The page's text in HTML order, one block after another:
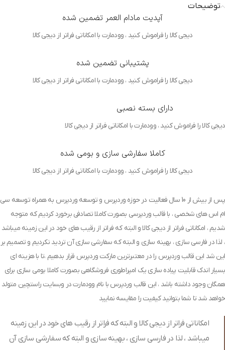
توضیحات
آپدیت مادام العمر تضمین شده
دیجی کالا را فراموش کنید ، وودمارت با امکاناتی فراتر از دیجی کالا
پشتیبانی تضمین شده
دیجی کالا را فراموش کنید ، وودمارت با امکاناتی فراتر از دیجی کالا
دارای بسته نصبی
دیجی کالا را فراموش کنید ، وودمارت با امکاناتی فراتر از دیجی کالا
کاملا سفارشی سازی و بومی شده
دیجی کالا را فراموش کنید ، وودمارت با امکاناتی فراتر از دیجی کالا
پس از بیش از 10 سال فعالیت در حوزه وردپرس و توسعه وردپرس به همراه توسعه سی
ام اس های شخصی ، با قالب وردپرسی بصورت کاملا تصادفی برخورد کردیم که متوجه
شدیم ، امکاناتی فراتر از دیجی کالا و البته که فراتر از رقیب های خود در این زمینه میباشد
، لذا در فارسی سازی ، بهینه سازی و البته که سفارشی سازی آن تردید نکردیم و تصمیم بر
این شد این قالب وردپرس را در معتبرترین مارکت وردپرس قرار بدهیم ،تا با هزینه ای
بسیار اندک قابلیت پیاده سازی یک امپراطوری فروشگاهی بصورت کاملا بومی سازی برای
همگان وجود داشته باشد ، این قالب وردپرس با نام وودمارت در وبسایت راستچین متولد
خواهد شد تا شما بتوانید کیفیت را مقایسه نمایید
امکاناتی فراتر از دیجی کالا و البته که فراتر از رقیب های خود در این زمینه
میباشد ، لذا در فارسی سازی ، بهینه سازی و البته که سفارشی سازی آن